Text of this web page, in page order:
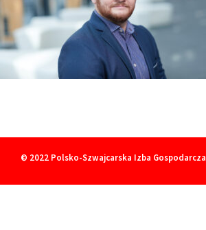
© 2022 Polsko-Szwajcarska Izba Gospodarcza